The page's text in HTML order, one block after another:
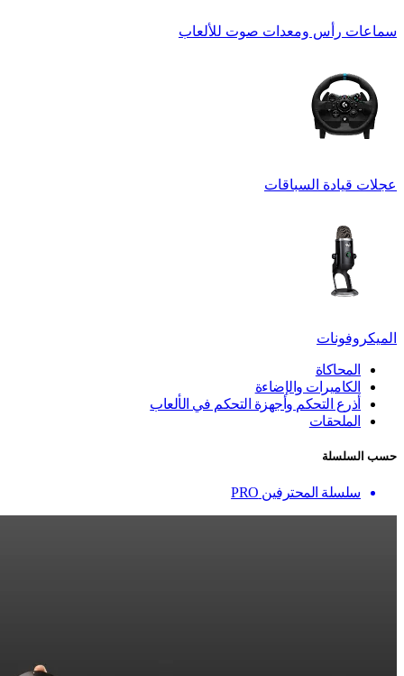
سماعات رأس ومعدات صوت للألعاب
عجلات قيادة السباقات
الميكروفونات
المحاكاة
الكاميرات والإضاءة
أذرع التحكم وأجهزة التحكم في الألعاب
الملحقات
حسب السلسلة
سلسلة المحترفين PRO